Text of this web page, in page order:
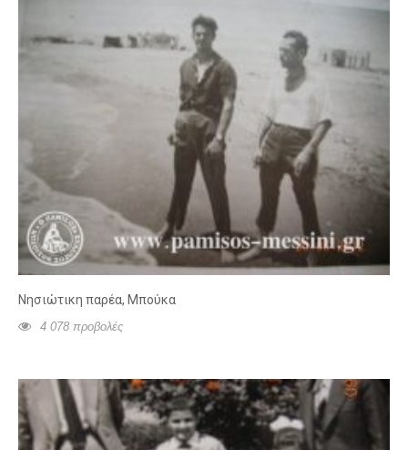
Νησιώτικη παρέα, Μπούκα
4 078 προβολές